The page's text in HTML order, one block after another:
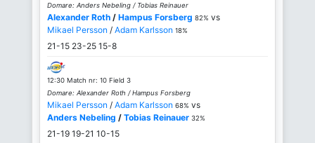
Domare: Anders Nebeling / Tobias Reinauer
Alexander Roth / Hampus Forsberg 82% vs
Mikael Persson / Adam Karlsson 18%
21-15 23-25 15-8
12:30 Match nr: 10 Field 3
Domare: Alexander Roth / Hampus Forsberg
Mikael Persson / Adam Karlsson 68% vs
Anders Nebeling / Tobias Reinauer 32%
21-19 19-21 10-15